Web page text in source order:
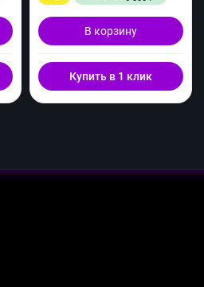
В корзину
Купить в 1 клик